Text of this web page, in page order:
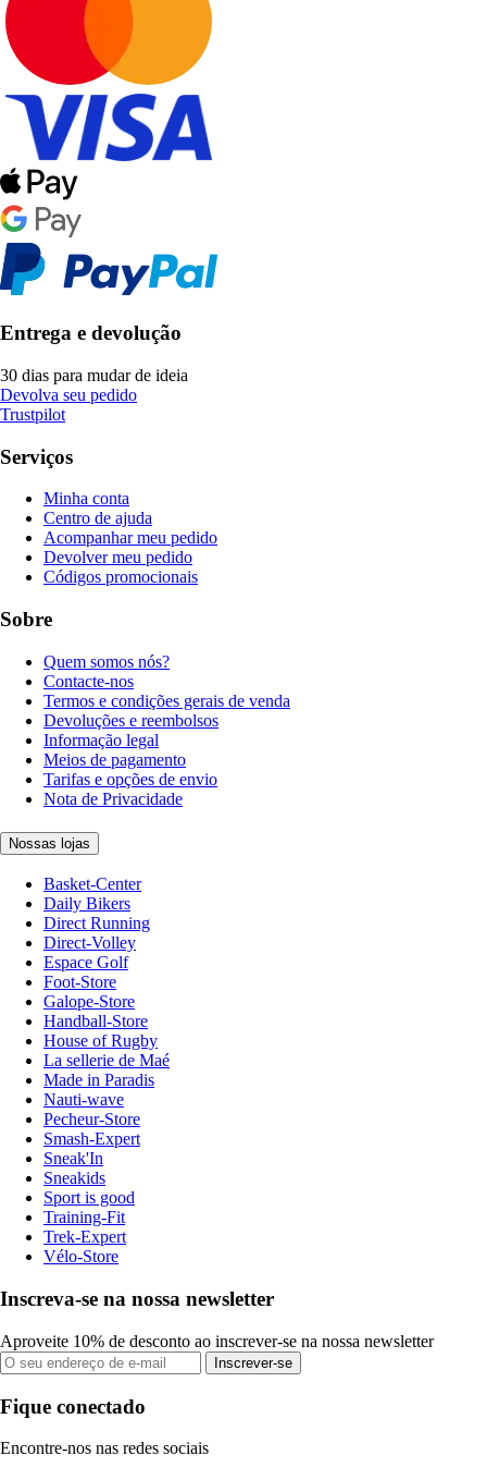
Entrega e devolução
30 dias para mudar de ideia
Devolva seu pedido
Trustpilot
Serviços
Minha conta
Centro de ajuda
Acompanhar meu pedido
Devolver meu pedido
Códigos promocionais
Sobre
Quem somos nós?
Contacte-nos
Termos e condições gerais de venda
Devoluções e reembolsos
Informação legal
Meios de pagamento
Tarifas e opções de envio
Nota de Privacidade
Nossas lojas
Basket-Center
Daily Bikers
Direct Running
Direct-Volley
Espace Golf
Foot-Store
Galope-Store
Handball-Store
House of Rugby
La sellerie de Maé
Made in Paradis
Nauti-wave
Pecheur-Store
Smash-Expert
Sneak'In
Sneakids
Sport is good
Training-Fit
Trek-Expert
Vélo-Store
Inscreva-se na nossa newsletter
Aproveite 10% de desconto ao inscrever-se na nossa newsletter
Inscrever-se
Fique conectado
Encontre-nos nas redes sociais